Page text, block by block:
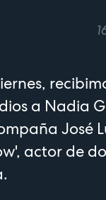
a Nadia
José
actor de